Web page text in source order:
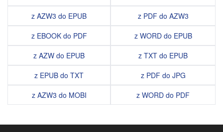
z AZW3 do EPUB
z EBOOK do PDF
z AZW do EPUB
z EPUB do TXT
z AZW3 do MOBI
z PDF do AZW3
z WORD do EPUB
z TXT do EPUB
z PDF do JPG
z WORD do PDF